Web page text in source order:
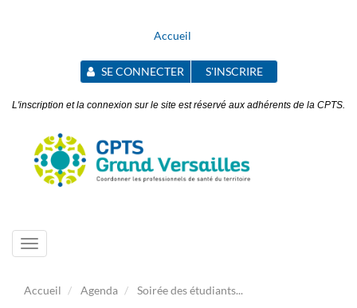
Accueil
SE CONNECTER S'INSCRIRE
L'inscription et la connexion sur le site est réservé aux adhérents de la CPTS.
Toggle
navigation
Accueil Agenda Soirée des étudiants...